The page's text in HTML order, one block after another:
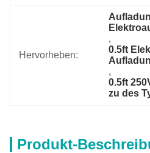
Hervorheben:
,
0.5ft
,
0.5ft
zu des
Produkt-